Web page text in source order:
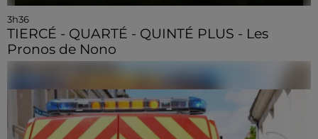
3h36
TIERCÉ - QUARTÉ - QUINTÉ PLUS - Les
Pronos de Nono